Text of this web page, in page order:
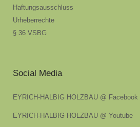
Haftungsausschluss
Urheberrechte
§ 36 VSBG
Social Media
EYRICH-HALBIG HOLZBAU @ Facebook
EYRICH-HALBIG HOLZBAU @ Youtube